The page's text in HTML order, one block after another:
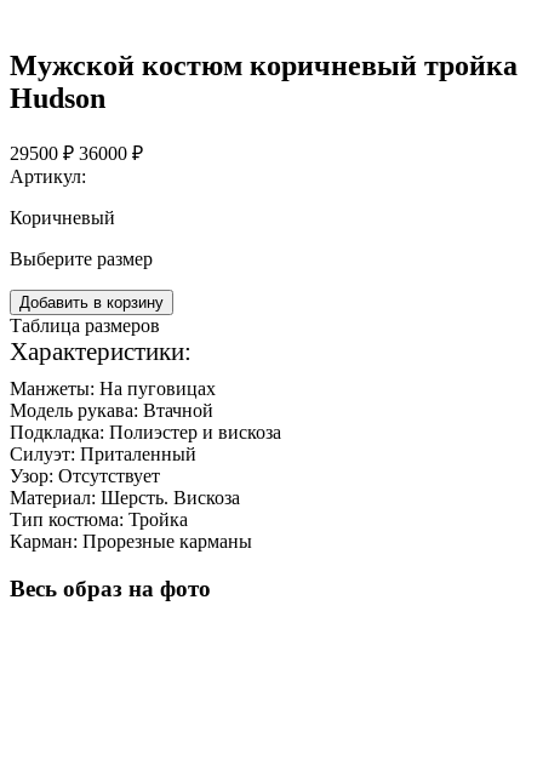
Мужской костюм коричневый тройка
Hudson
29500 ₽ 36000 ₽
Артикул:
Коричневый
Выберите размер
Добавить в корзину
Таблица размеров
Характеристики:
Манжеты: На пуговицах
Модель рукава: Втачной
Подкладка: Полиэстер и вискоза
Силуэт: Приталенный
Узор: Отсутствует
Материал: Шерсть. Вискоза
Тип костюма: Тройка
Карман: Прорезные карманы
Весь образ на фото